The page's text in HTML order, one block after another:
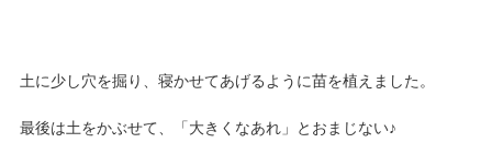
土に少し穴を掘り、寝かせてあげるように苗を植えました。
最後は土をかぶせて、「大きくなあれ」とおまじない♪